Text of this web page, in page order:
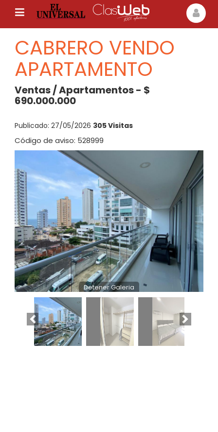
CABRERO VENDO
APARTAMENTO
Ventas / Apartamentos - $
690.000.000
Publicado: 27/05/2026 305 Visitas
Código de aviso: 528999
Detener Galeria